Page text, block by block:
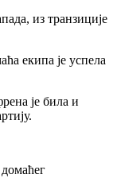
из транзиције
екипа је успела
је била и